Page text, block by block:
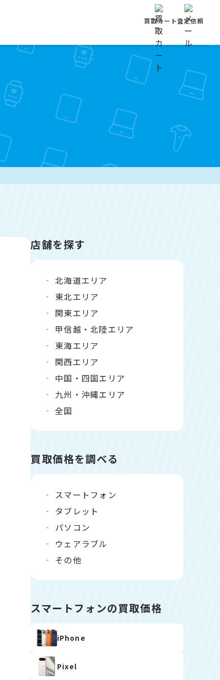
買取カート査定依頼
店舗を探す
北海道エリア
東北エリア
関東エリア
甲信越・北陸エリア
東海エリア
関西エリア
中国・四国エリア
九州・沖縄エリア
全国
買取価格を調べる
スマートフォン
タブレット
パソコン
ウェアラブル
その他
スマートフォンの買取価格
iPhone
Pixel